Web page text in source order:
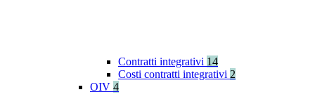
Contratti integrativi 14
Costi contratti integrativi 2
OIV 4